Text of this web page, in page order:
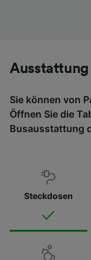
Ausstattung
Sie können von
Öffnen Sie die
Busausstattung
Steckdosen